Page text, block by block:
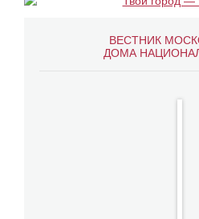
ВЕСТНИК
ДОМА